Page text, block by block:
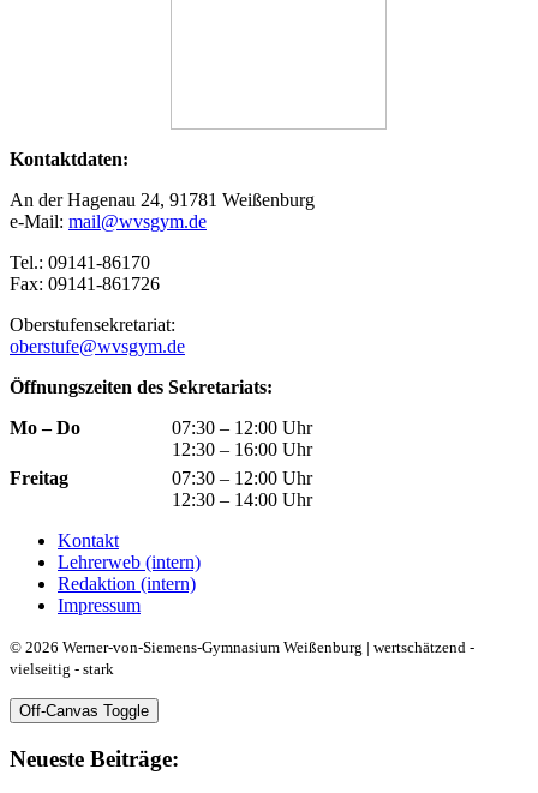
Kontaktdaten:
An der Hagenau 24, 91781 Weißenburg
e-Mail: mail@wvsgym.de
Tel.: 09141-86170
Fax: 09141-861726
Oberstufensekretariat:
oberstufe@wvsgym.de
Öffnungszeiten des Sekretariats:
Mo – Do
07:30 – 12:00 Uhr
12:30 – 16:00 Uhr
Freitag
07:30 – 12:00 Uhr
12:30 – 14:00 Uhr
Kontakt
Lehrerweb (intern)
Redaktion (intern)
Impressum
© 2026 Werner-von-Siemens-Gymnasium Weißenburg | wertschätzend -
vielseitig - stark
Off-Canvas Toggle
Neueste Beiträge: